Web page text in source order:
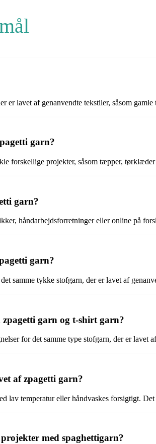
er lavet af genanvendte tekstiler, såsom gamle
garn?
forskellige projekter, såsom tæpper, tørklæder
garn?
håndarbejdsforretninger eller online på
garn?
samme tykke stofgarn, der er lavet af
garn og t-shirt garn?
for det samme type stofgarn, der er lavet
af zpagetti garn?
lav temperatur eller håndvaskes forsigtigt.
med spaghettigarn?